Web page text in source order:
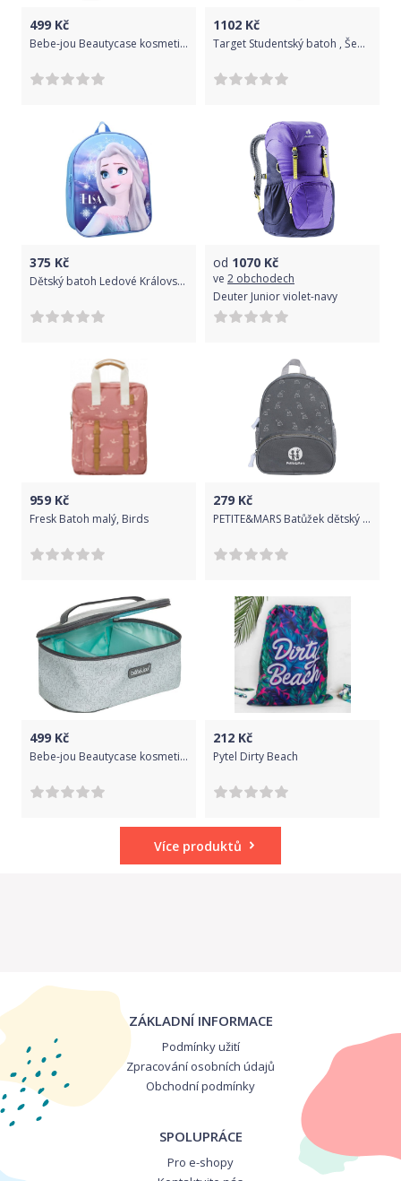
499 Kč
Bebe-jou Beautycase kosmetická taška s odepínacím víkem Wheely
1102 Kč
Target Studentský batoh , Šedo-černý
375 Kč
Dětský batoh Ledové Království Elsa s 3D efektem
od 1070 Kč
ve 2 obchodech
Deuter Junior violet-navy
959 Kč
Fresk Batoh malý, Birds
279 Kč
PETITE&MARS Batůžek dětský Backie Rainbow
499 Kč
Bebe-jou Beautycase kosmetická taška s odepínacím víkem Ollie
212 Kč
Pytel Dirty Beach
Více produktů
ZÁKLADNÍ INFORMACE
Podmínky užití
Zpracování osobních údajů
Obchodní podmínky
SPOLUPRÁCE
Pro e-shopy